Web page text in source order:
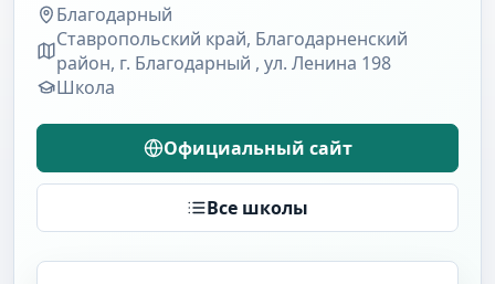
Благодарный
Ставропольский край, Благодарненский
район, г. Благодарный , ул. Ленина 198
Школа
Официальный сайт
Все школы